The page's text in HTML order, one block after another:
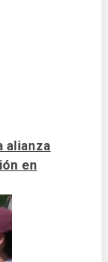
alianza
en